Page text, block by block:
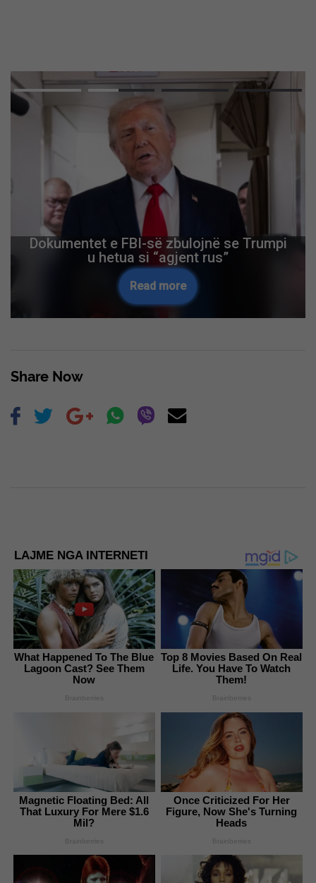
Dokumentet e FBI-së zbulojnë se Trumpi
u hetua si “agjent rus”
Read more
Share Now
LAJME NGA INTERNETI
What Happened To The Blue
Lagoon Cast? See Them
Now
Brainberries
Top 8 Movies Based On Real
Life. You Have To Watch
Them!
Brainberries
Magnetic Floating Bed: All
That Luxury For Mere $1.6
Mil?
Brainberries
Once Criticized For Her
Figure, Now She's Turning
Heads
Brainberries